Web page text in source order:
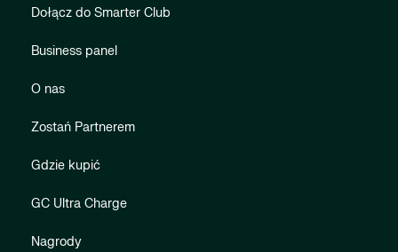
Dołącz do Smarter Club
Business panel
O nas
Zostań Partnerem
Gdzie kupić
GC Ultra Charge
Nagrody